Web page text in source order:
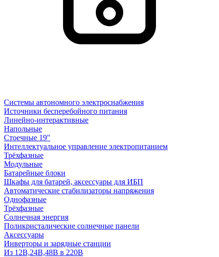
Системы автономного электроснабжения
Источники бесперебойного питания
Линейно-интерактивные
Напольные
Стоечные 19"
Интеллектуальное управление электропитанием
Трёхфазные
Модульные
Батарейные блоки
Шкафы для батарей, аксессуары для ИБП
Автоматические стабилизаторы напряжения
Однофазные
Трёхфазные
Солнечная энергия
Поликристалические солнечные панели
Аксессуары
Инверторы и зарядные станции
Из 12В,24В,48В в 220В